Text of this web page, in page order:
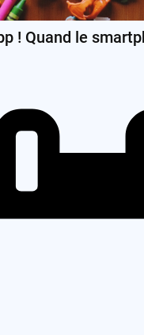
! Quand le